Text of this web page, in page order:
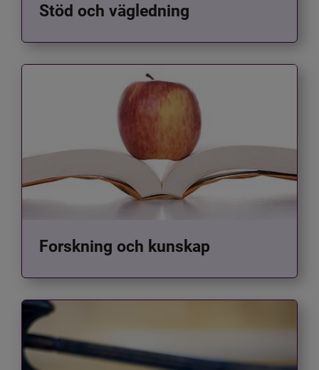
Stöd och vägledning
Forskning och kunskap